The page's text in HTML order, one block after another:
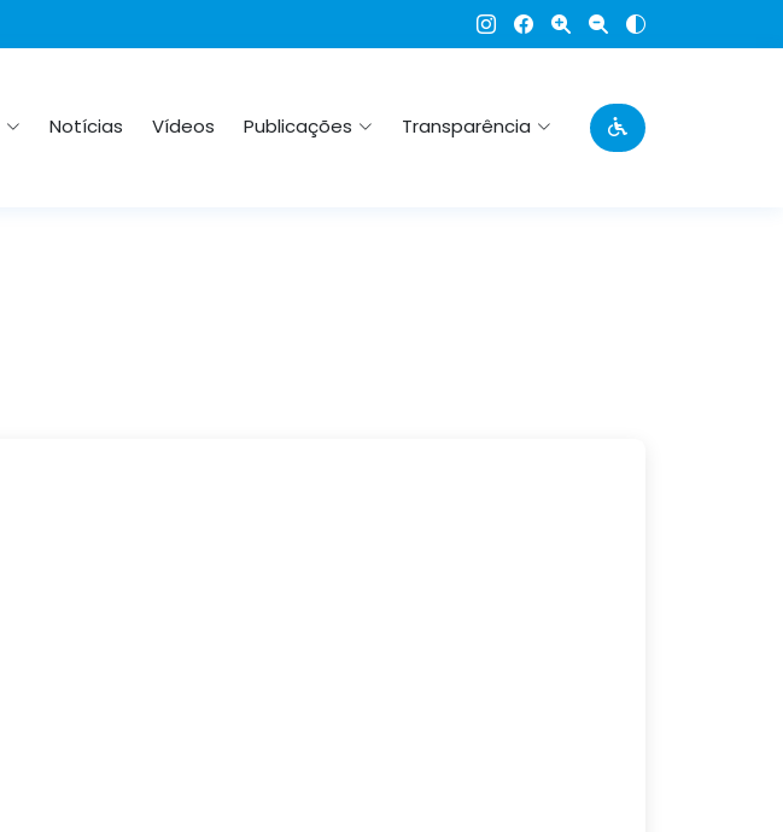
Notícias Vídeos Publicações Transparência